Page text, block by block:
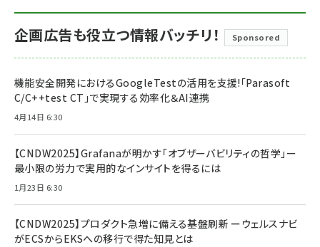
企画広告も役立つ情報バッチリ！ Sponsored
機能安全開発におけるGoogleTestの活用を支援!「Parasoft
C/C++test CT」で実現する効率化＆AI連携
4月14日 6:30
【CNDW2025】Grafanaが明かす「オブザーバビリティの哲学」ー
最小限の労力で実用的なインサイトを得るには
1月23日 6:30
【CNDW2025】プロダクト急増に備える基盤刷新 ーウェルスナビ
がECSからEKSへの移行で得た知見とは